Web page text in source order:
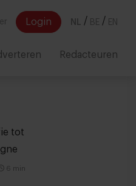
Login NL / BE / EN
Redacteuren
tot
6 min